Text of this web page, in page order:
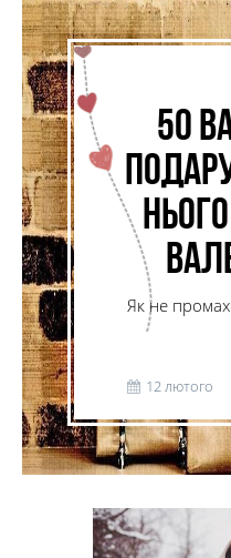
50
Як не
подарунка для
закоханих – 50
12 лютого